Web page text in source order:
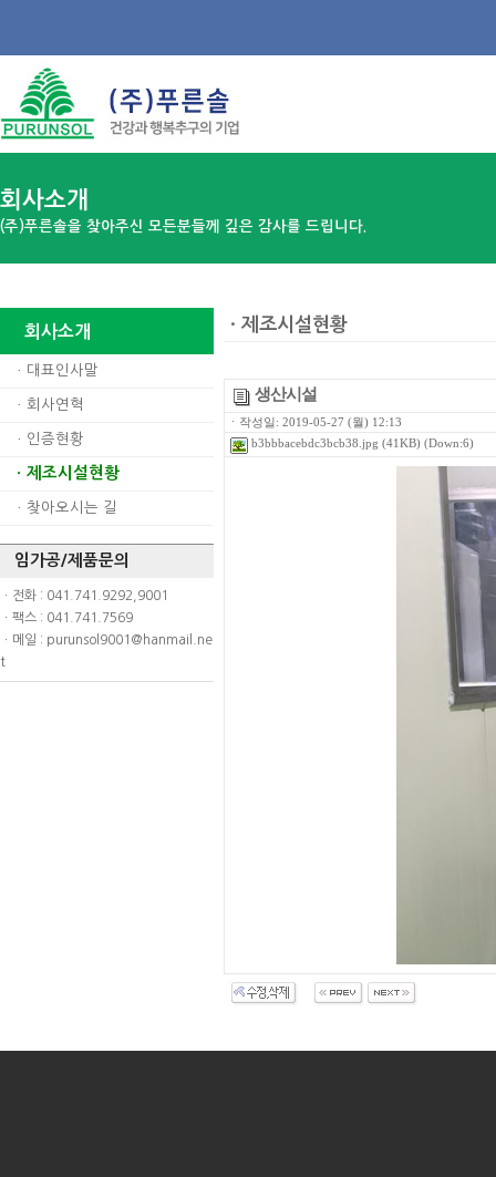
회사소개
(주)푸른솔을 찾아주신 모든분들께 깊은 감사를 드립니다.
회사소개
ㆍ 대표인사말
ㆍ 회사연혁
ㆍ 인증현황
ㆍ 제조시설현황
ㆍ 찾아오시는 길
임가공/제품문의
ㆍ전화 : 041.741.9292,9001
ㆍ팩스 : 041.741.7569
ㆍ메일 : purunsol9001@hanmail.ne
t
ㆍ제조시설현황
생산시설
ㆍ작성일: 2019-05-27 (월) 12:13
b3bbbacebdc3bcb38.jpg (41KB) (Down:6)